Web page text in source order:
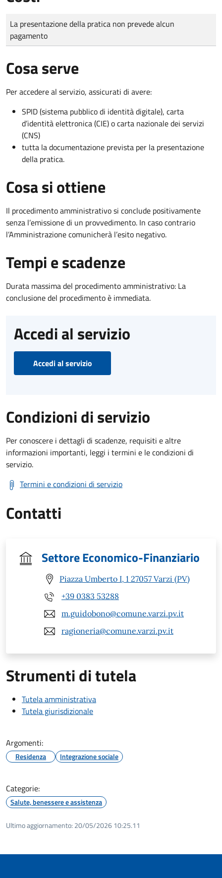
Tipo di pagamento
Importo
La presentazione della pratica non prevede alcun
pagamento
Cosa serve
Per accedere al servizio, assicurati di avere:
SPID (sistema pubblico di identità digitale), carta
d’identità elettronica (CIE) o carta nazionale dei servizi
(CNS)
tutta la documentazione prevista per la presentazione
della pratica.
Cosa si ottiene
Il procedimento amministrativo si conclude positivamente
senza l’emissione di un provvedimento. In caso contrario
l’Amministrazione comunicherà l’esito negativo.
Tempi e scadenze
Durata massima del procedimento amministrativo: La
conclusione del procedimento è immediata.
Accedi al servizio
Accedi al servizio
Condizioni di servizio
Per conoscere i dettagli di scadenze, requisiti e altre
informazioni importanti, leggi i termini e le condizioni di
servizio.
Termini e condizioni di servizio
Contatti
Settore Economico-Finanziario
Piazza Umberto I, 1 27057 Varzi (PV)
+39 0383 53288
m.guidobono@comune.varzi.pv.it
ragioneria@comune.varzi.pv.it
Strumenti di tutela
Tutela amministrativa
Tutela giurisdizionale
Argomenti:
Residenza Integrazione sociale
Categorie:
Salute, benessere e assistenza
Ultimo aggiornamento: 20/05/2026 10:25.11